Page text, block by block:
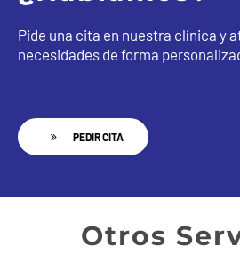
Pide una cita en nuestra clínica y
necesidades de forma
PEDIR CITA
Otros